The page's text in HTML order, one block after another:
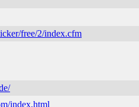
free/2/index.cfm
index.html